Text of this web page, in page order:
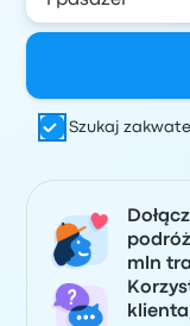
Szukaj
mln